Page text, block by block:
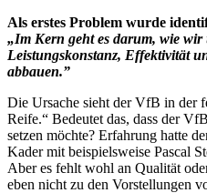
Als erstes Problem wurde
„Im Kern geht es darum, wie
Leistungskonstanz, Effektivität
abbauen.”
Die Ursache sieht der VfB in der
Reife.“ Bedeutet das, dass der
setzen möchte? Erfahrung hatte
Kader mit beispielsweise Pascal
Aber es fehlt wohl an Qualität
eben nicht zu den Vorstellungen